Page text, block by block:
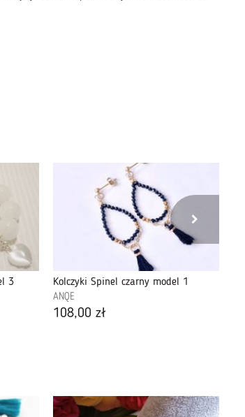
3 Kolczyki Spinel czarny model 1
ANQE
108,00 zł